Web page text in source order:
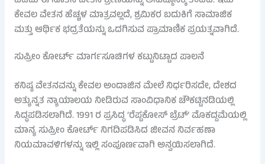
ಕೇವಲ ವೇತನ ಹೆಚ್ಚಳ ಮಾತ್ರವಲ್ಲದೆ, ಶ್ರಮಿಕರ ಬದುಕಿಗೆ ಸಾಮಾಜಿಕ
ಮತ್ತು ಆರ್ಥಿಕ ಭದ್ರತೆಯನ್ನು ಒದಗಿಸುವ ಪ್ರಾಮಾಣಿಕ ಪ್ರಯತ್ನವಾಗಿದೆ.
ಸುಪ್ರೀಂ ಕೋರ್ಟ್ ಮಾರ್ಗಸೂಚಿಗಳ ಕಟ್ಟುನಿಟ್ಟಾದ ಪಾಲನೆ
ಕನಿಷ್ಠ ವೇತನವನ್ನು ಕೇವಲ ಅಂದಾಜಿನ ಮೇಲೆ ನಿರ್ಧರಿಸದೇ, ದೇಶದ
ಅತ್ಯುನ್ನತ ನ್ಯಾಯಾಲಯ ನೀಡಿರುವ ಸಾಂವಿಧಾನಿಕ ಚೌಕಟ್ಟಿನಡಿಯಲ್ಲಿ
ಸಿದ್ಧಪಡಿಸಲಾಗಿದೆ. 1991 ರ ಪ್ರಸಿದ್ಧ ‘ರೆಪ್ಟಕೋಸ್ ಬ್ರೆಟ್’ ಮೊಕದ್ದಮೆಯಲ್ಲಿ
ಮಾನ್ಯ ಸುಪ್ರೀಂ ಕೋರ್ಟ್ ನಿಗದಿಪಡಿಸಿದ ಜೀವನ ನಿರ್ವಹಣಾ
ನಿಯಮಾವಳಿಗಳನ್ನು ಇಲ್ಲಿ ಸಂಪೂರ್ಣವಾಗಿ ಅನ್ವಯಿಸಲಾಗಿದೆ.